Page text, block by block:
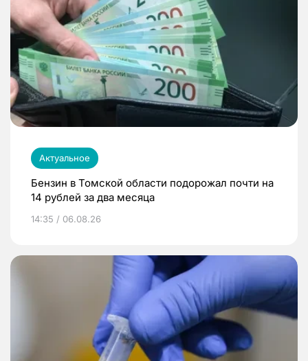
Актуальное
Бензин в Томской области подорожал почти на
14 рублей за два месяца
14:35 / 06.08.26